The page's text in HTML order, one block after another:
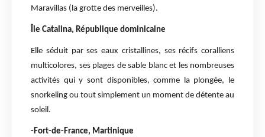
Maravillas (la grotte des merveilles).
Île Catalina, République dominicaine
Elle séduit par ses eaux cristallines, ses récifs coralliens
multicolores, ses plages de sable blanc et les nombreuses
activités qui y sont disponibles, comme la plongée, le
snorkeling ou tout simplement un moment de détente au
soleil.
-Fort-de-France, Martinique